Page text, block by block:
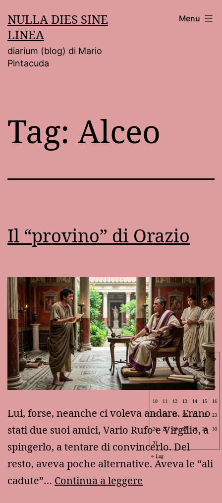
al
contenuto
NULLA DIES SINE
LINEA
diarium (blog) di Mario
Pintacuda
Menu
Tag: Alceo
Il “provino” di Orazio
Lui, forse, neanche ci voleva andare. Erano
stati due suoi amici, Vario Rufo e Virgilio, a
spingerlo, a tentare di convincerlo. Del
resto, aveva poche alternative. Aveva le “ali
cadute”… Continua a leggere
Agosto 2026
L M M G V S D
1 2
8 9
10 11 12 13 14 15 16
17 18 19 20 21 22 23
24 25 26 27 28 29 30
31
Lug